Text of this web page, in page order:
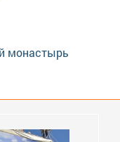
монастырь